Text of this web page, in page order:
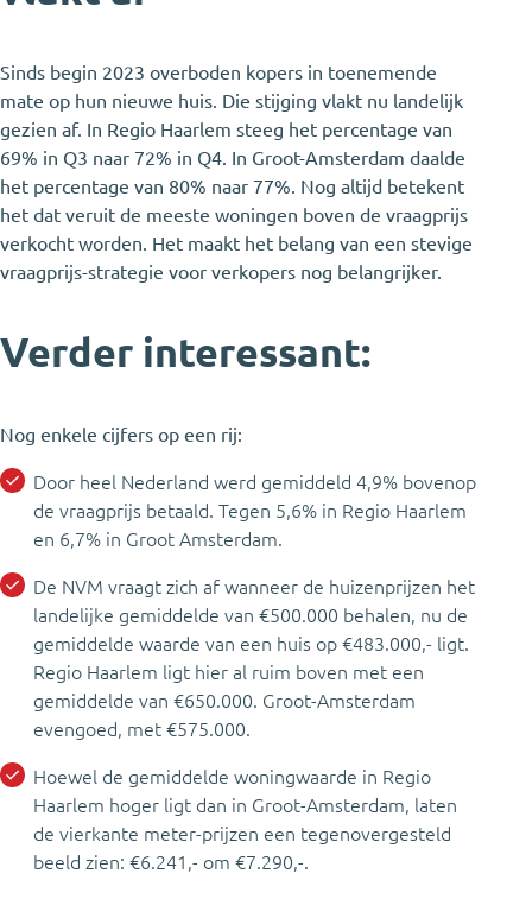
Sinds begin 2023 overboden kopers in toenemende
mate op hun nieuwe huis. Die stijging vlakt nu landelijk
gezien af. In Regio Haarlem steeg het percentage van
69% in Q3 naar 72% in Q4. In Groot-Amsterdam daalde
het percentage van 80% naar 77%. Nog altijd betekent
het dat veruit de meeste woningen boven de vraagprijs
verkocht worden. Het maakt het belang van een stevige
vraagprijs-strategie voor verkopers nog belangrijker.
Verder interessant:
Nog enkele cijfers op een rij:
Door heel Nederland werd gemiddeld 4,9% bovenop
de vraagprijs betaald. Tegen 5,6% in Regio Haarlem
en 6,7% in Groot Amsterdam.
De NVM vraagt zich af wanneer de huizenprijzen het
landelijke gemiddelde van €500.000 behalen, nu de
gemiddelde waarde van een huis op €483.000,- ligt.
Regio Haarlem ligt hier al ruim boven met een
gemiddelde van €650.000. Groot-Amsterdam
evengoed, met €575.000.
Hoewel de gemiddelde woningwaarde in Regio
Haarlem hoger ligt dan in Groot-Amsterdam, laten
de vierkante meter-prijzen een tegenovergesteld
beeld zien: €6.241,- om €7.290,-.